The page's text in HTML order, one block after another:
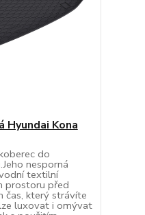
Hyundai Kona
do
nesporná
textilní
prostoru před
čas, který strávíte
luxovat i omývat